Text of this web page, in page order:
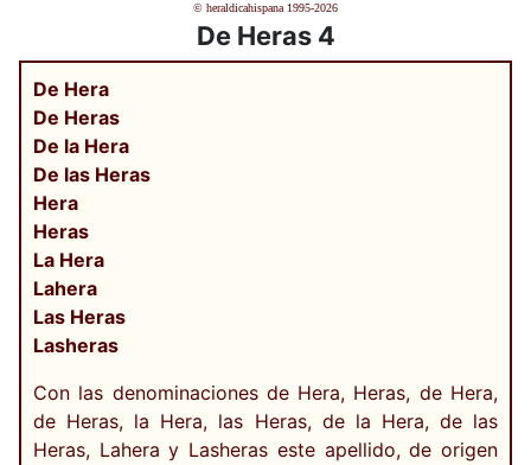
© heraldicahispana 1995-2026
De Heras 4
De Hera
De Heras
De la Hera
De las Heras
Hera
Heras
La Hera
Lahera
Las Heras
Lasheras
Con las denominaciones de Hera, Heras, de Hera,
de Heras, la Hera, las Heras, de la Hera, de las
Heras, Lahera y Lasheras este apellido, de origen